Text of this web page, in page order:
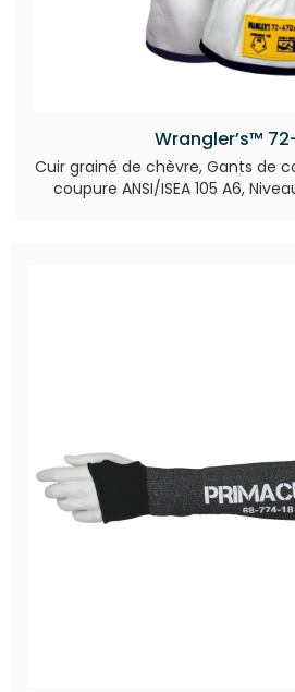
Wrangler’s™
Cuir grainé de chèvre, Gants de
coupure ANSI/ISEA 105 A6,